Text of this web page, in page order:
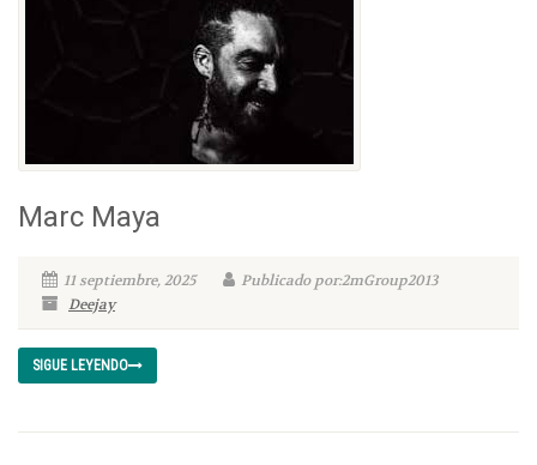
Marc Maya
11 septiembre, 2025
Publicado por:2mGroup2013
Deejay
SIGUE LEYENDO